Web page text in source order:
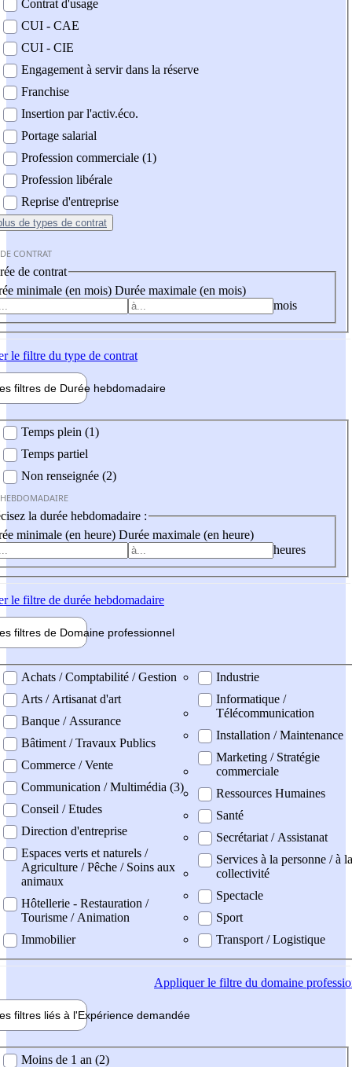
Contrat d'usage
CUI - CAE
CUI - CIE
Engagement à servir dans la réserve
Franchise
Insertion par l'activ.éco.
Portage salarial
Profession commerciale (1)
Profession libérale
Reprise d'entreprise
de types de contrat
CONTRAT
de contrat
minimale (en mois) Durée maximale (en mois)
mois
le filtre du type de contrat
filtres de Durée hebdomadaire
Temps plein (1)
Temps partiel
Non renseignée (2)
la durée hebdomadaire :
minimale (en heure) Durée maximale (en heure)
heures
le filtre de durée hebdomadaire
filtres de Domaine professionnel
professionel
Achats / Comptabilité / Gestion
Arts / Artisanat d'art
Banque / Assurance
Bâtiment / Travaux Publics
Commerce / Vente
Communication / Multimédia (3)
Conseil / Etudes
Direction d'entreprise
Espaces verts et naturels /
Agriculture / Pêche / Soins aux
animaux
Hôtellerie - Restauration /
Tourisme / Animation
Immobilier
Industrie
Informatique /
Télécommunication
Installation / Maintenance
Marketing / Stratégie
commerciale
Ressources Humaines
Santé
Secrétariat / Assistanat
Services à la personne / à la
collectivité
Spectacle
Sport
Transport / Logistique
Appliquerle filtre du domaine
filtres liés à l'Expérience demandée
demandée
Moins de 1 an (2)